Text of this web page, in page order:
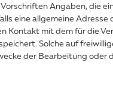
Angaben, die
eine allgemeine
Kontakt mit dem für die
Solche auf
der Bearbeitung oder